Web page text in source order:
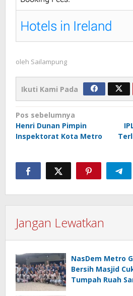
oleh Sailampung
Ikuti Kami Pada
Navigasi
pos
Pos sebelumnya
Henri Dunan Pimpin
Inspektorat Kota Metro
Jangan Lewatkan
NasDem Metro
Bersih Masjid
Tumpah Ruah